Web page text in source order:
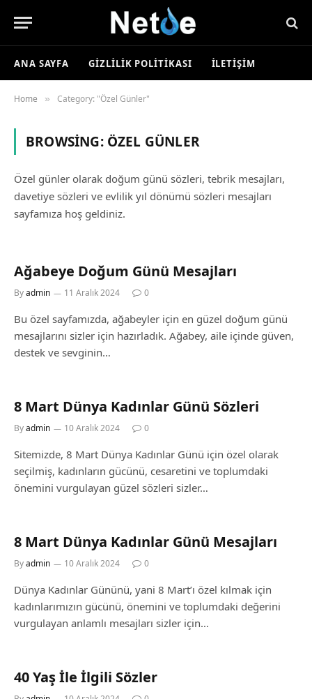
ANA SAYFA GIZLILIK POLITIKASI İLETIŞIM
Home » Category: "Özel Günler"
BROWSING: ÖZEL GÜNLER
Özel günler olarak doğum günü sözleri, tebrik mesajları,
davetiye sözleri ve evlilik yıl dönümü sözleri mesajları
sayfamıza hoş geldiniz.
Ağabeye Doğum Günü Mesajları
Byadmin 11 Aralık 2024 0
Bu özel sayfamızda, ağabeyler için en güzel doğum günü
mesajlarını sizler için hazırladık. Ağabey, aile içinde güven,
destek ve sevginin…
8 Mart Dünya Kadınlar Günü Sözleri
Byadmin 10 Aralık 2024 0
Sitemizde, 8 Mart Dünya Kadınlar Günü için özel olarak
seçilmiş, kadınların gücünü, cesaretini ve toplumdaki
önemini vurgulayan güzel sözleri sizler…
8 Mart Dünya Kadınlar Günü Mesajları
Byadmin 10 Aralık 2024 0
Dünya Kadınlar Gününü, yani 8 Mart’ı özel kılmak için
kadınlarımızın gücünü, önemini ve toplumdaki değerini
vurgulayan anlamlı mesajları sizler için…
40 Yaş İle İlgili Sözler